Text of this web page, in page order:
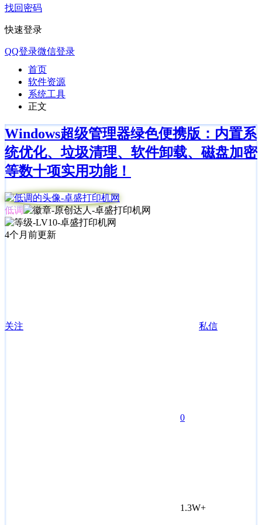
找回密码
快速登录
QQ登录微信登录
首页
软件资源
系统工具
正文
Windows超级管理器绿色便携版：内置系
统优化、垃圾清理、软件卸载、磁盘加密
等数十项实用功能！
低调
4个月前更新
关注 私信
0
1.3W+